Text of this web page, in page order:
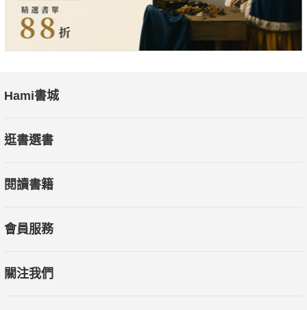
出發深度旅遊。
★獨家收錄：在地大學敘事力課程設計以及活化地方、創生
地方的感動歷程。
作者介紹
蔣竹山
臺灣桃園人。清華大學歷史所博士。曾任東華大學人社院大
院學士班主任。研究興趣喜歡打破傳統臺灣史、中國史、世界史
關社群活動外，也對社會大眾推廣歷史普及與公眾史。
Hami書城
逛書選書
閱讀書籍
會員服務
關注我們